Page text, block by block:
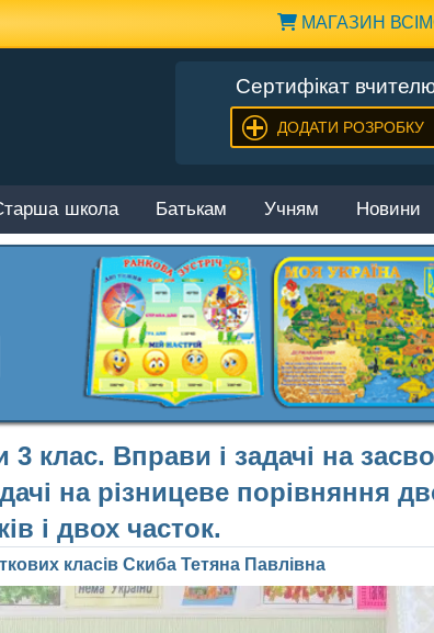
МАГАЗИН
Сертифікат
ДОДАТИ РОЗРОБКУ
школа Батькам Учням Новини
клас. Вправи і задачі на
на різницеве порівняння
і двох часток.
класів Скиба Тетяна Павлівна